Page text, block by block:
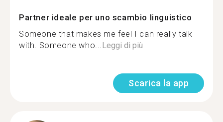
Partner ideale per uno scambio linguistico
Someone that makes me feel I can really talk
with. Someone who...Leggi di più
Scarica la app